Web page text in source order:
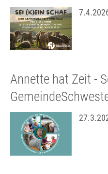
Annette hat Zeit -